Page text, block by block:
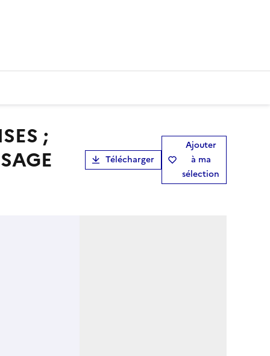
Télécharger
Ajouter
à ma
sélection